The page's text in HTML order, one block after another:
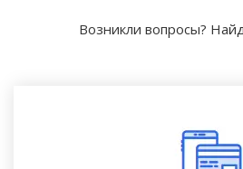
Возникли вопросы?